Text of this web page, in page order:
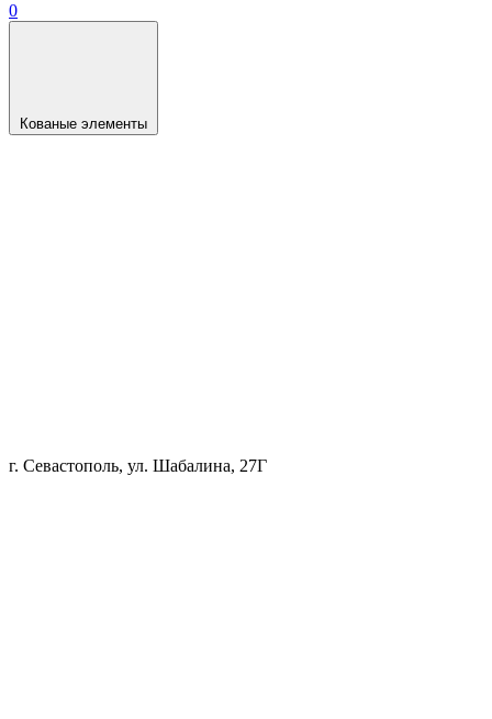
0
Кованые элементы
г. Севастополь, ул. Шабалина, 27Г